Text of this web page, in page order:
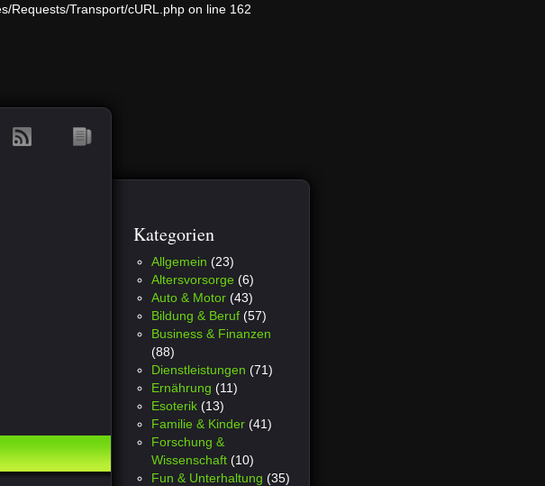
Requests/Transport/cURL.php on line 162
Kategorien
Allgemein (23)
Altersvorsorge (6)
Auto & Motor (43)
Bildung & Beruf (57)
Business & Finanzen
(88)
Dienstleistungen (71)
Ernährung (11)
Esoterik (13)
Familie & Kinder (41)
Forschung &
Wissenschaft (10)
Fun & Unterhaltung (35)